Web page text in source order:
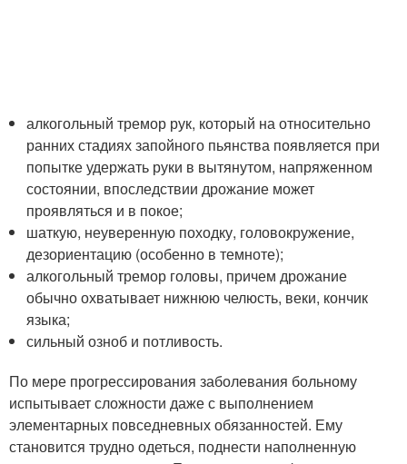
алкогольный тремор рук, который на относительно
ранних стадиях запойного пьянства появляется при
попытке удержать руки в вытянутом, напряженном
состоянии, впоследствии дрожание может
проявляться и в покое;
шаткую, неуверенную походку, головокружение,
дезориентацию (особенно в темноте);
алкогольный тремор головы, причем дрожание
обычно охватывает нижнюю челюсть, веки, кончик
языка;
сильный озноб и потливость.
По мере прогрессирования заболевания больному
испытывает сложности даже с выполнением
элементарных повседневных обязанностей. Ему
становится трудно одеться, поднести наполненную